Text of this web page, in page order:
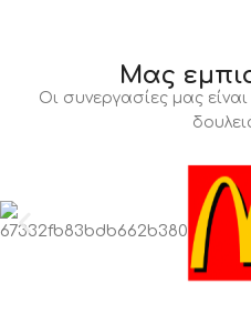
Μας
Οι συνεργασίες μας